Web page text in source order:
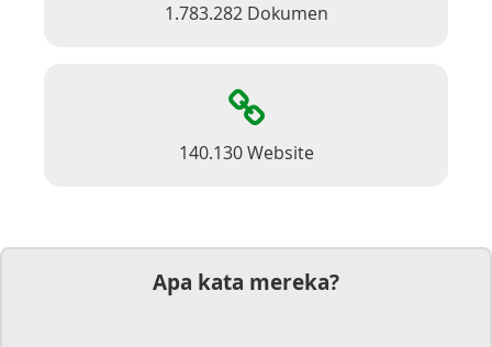
1.783.282 Dokumen
140.130 Website
Apa kata mereka?